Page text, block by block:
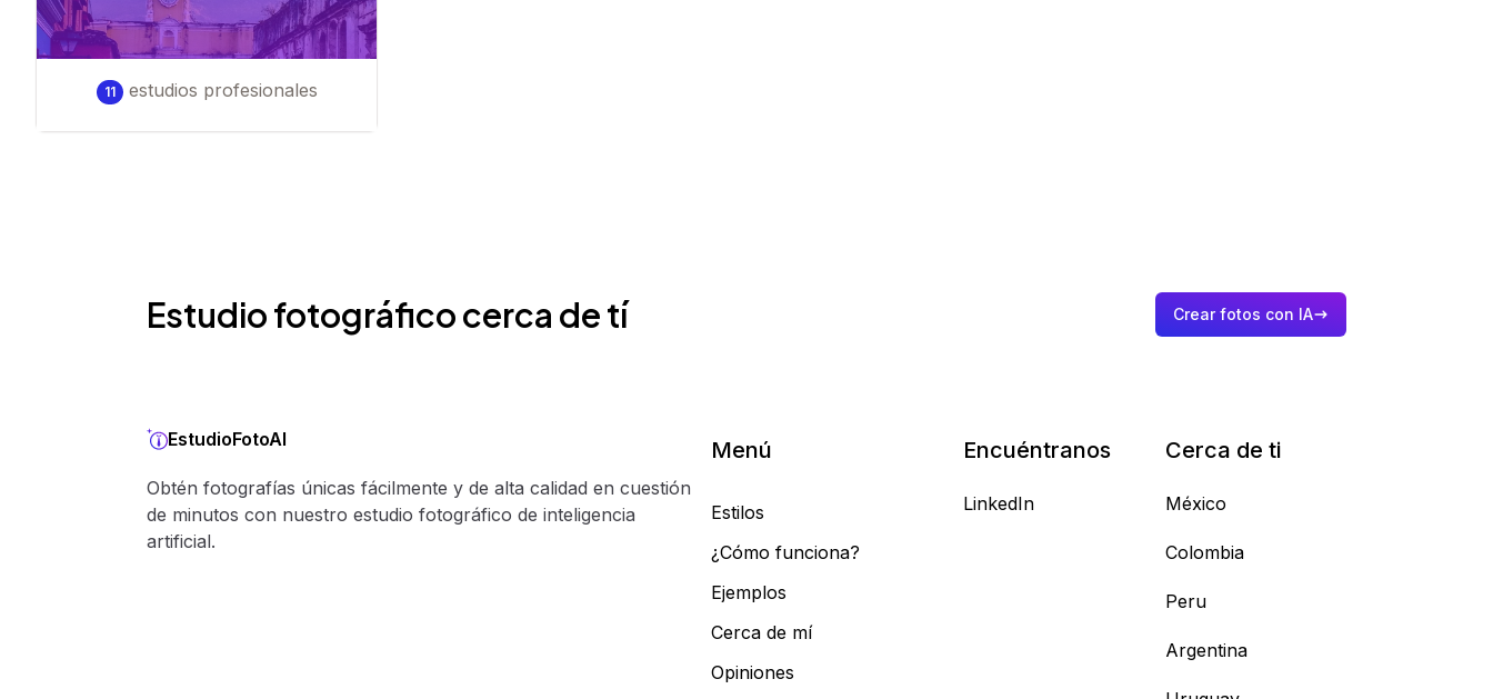
11 estudios profesionales
Estudio fotográfico cerca de tí Crear fotos con IA
EstudioFotoAI
Obtén fotografías únicas fácilmente y de alta calidad en cuestión
de minutos con nuestro estudio fotográfico de inteligencia
artificial.
Menú
Estilos
¿Cómo funciona?
Ejemplos
Cerca de mí
Opiniones
Encuéntranos
LinkedIn
Cerca de ti
México
Colombia
Peru
Argentina